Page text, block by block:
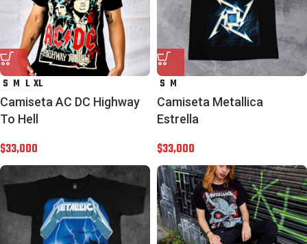
S M L XL
Camiseta AC DC Highway
To Hell
$33,000
S M
Camiseta Metallica
Estrella
$33,000